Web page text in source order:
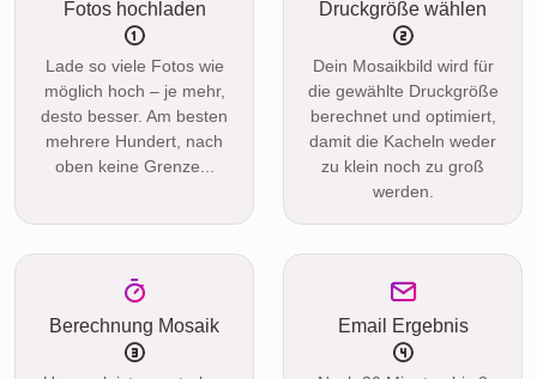
Fotos hochladen
Lade so viele Fotos wie
möglich hoch – je mehr,
desto besser. Am besten
mehrere Hundert, nach
oben keine Grenze...
Druckgröße wählen
Dein Mosaikbild wird für
die gewählte Druckgröße
berechnet und optimiert,
damit die Kacheln weder
zu klein noch zu groß
werden.
Berechnung Mosaik Email Ergebnis